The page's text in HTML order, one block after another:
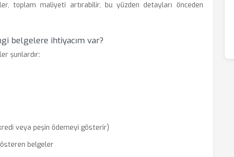
toplam maliyeti artırabilir, bu yüzden detayları önceden
belgelere ihtiyacım var?
şunlardır:
veya peşin ödemeyi gösterir)
belgeler